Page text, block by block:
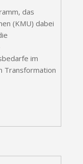
das
(KMU) dabei
im
Transformation